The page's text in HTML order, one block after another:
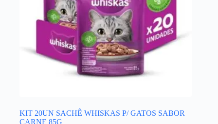
KIT 20UN SACHÊ WHISKAS P/ GATOS SABOR
CARNE 85G